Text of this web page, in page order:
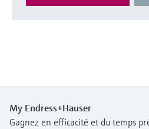
My Endress+Hauser
Gagnez en efficacité et du temps